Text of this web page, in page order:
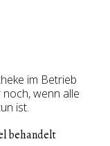
im Betrieb
wenn alle
ist.
behandelt